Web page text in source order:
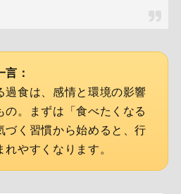
：
過食は、感情と環境の影響
の。まずは「食べたくなる
づく習慣から始めると、行
やすくなります。